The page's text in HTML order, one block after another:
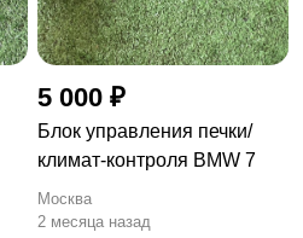
5 000 ₽
Блок управления печки/
климат-контроля BMW 7
Москва
2 месяца назад